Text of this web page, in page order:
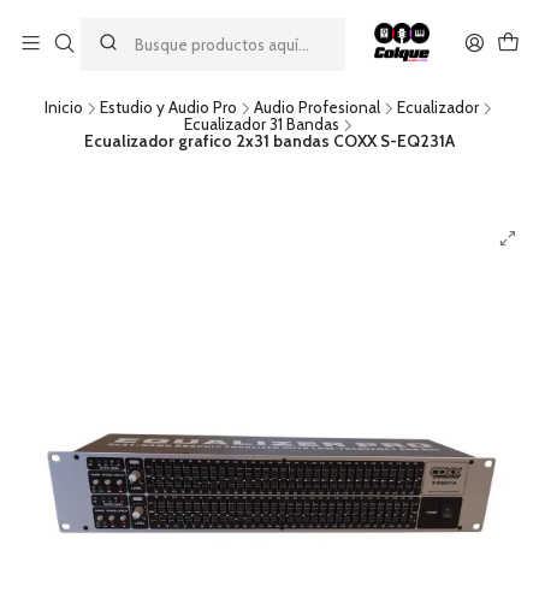
descuento por pago con transferencia bancaria
por una compra mínima de $49.990. Este descuento no es
acumulable a otras promociones ni aplicable a gastos de envío.
Inicio Estudio y Audio Pro Audio Profesional
Ecualizador
Ecualizador 31 Bandas
Ecualizador grafico 2x31 bandas COXX S-EQ231A